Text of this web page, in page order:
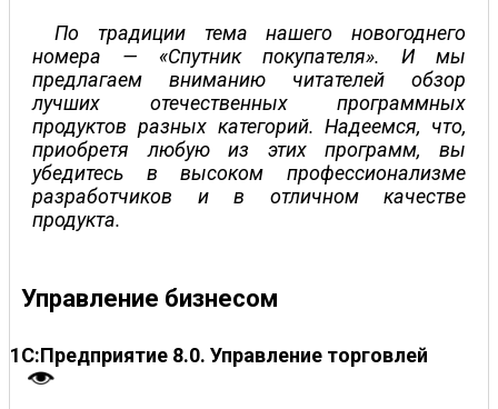
По традиции тема нашего новогоднего
номера — «Спутник покупателя». И мы
предлагаем вниманию читателей обзор
лучших отечественных программных
продуктов разных категорий. Надеемся, что,
приобретя любую из этих программ, вы
убедитесь в высоком профессионализме
разработчиков и в отличном качестве
продукта.
Управление бизнесом
1С:Предприятие 8.0. Управление торговлей